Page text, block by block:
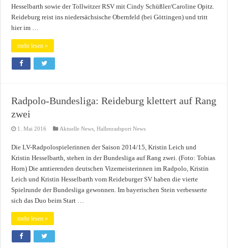
Hesselbarth sowie der Tollwitzer RSV mit Cindy Schüßler/Caroline Opitz.
Reideburg reist ins niedersächsische Obernfeld (bei Göttingen) und tritt
hier im …
mehr lesen »
Radpolo-Bundesliga: Reideburg klettert auf Rang
zwei
1. Mai 2016 Aktuelle News ,Hallenradsport News
Die LV-Radpolospielerinnen der Saison 2014/15, Kristin Leich und
Kristin Hesselbarth, stehen in der Bundesliga auf Rang zwei. (Foto: Tobias
Horn) Die amtierenden deutschen Vizemeisterinnen im Radpolo, Kristin
Leich und Kristin Hesselbarth vom Reideburger SV haben die vierte
Spielrunde der Bundesliga gewonnen. Im bayerischen Stein verbesserte
sich das Duo beim Start …
mehr lesen »